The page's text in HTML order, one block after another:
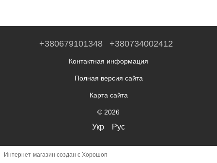
+380679101348 +380734002412
Контактная информация
Полная версия сайта
Карта сайта
© 2026
Укр Рус
Интернет-магазин создан с Хорошоп